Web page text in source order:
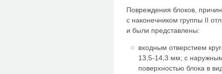
Повреждения блоков,
с наконечником группы II
и были представлены:
входным отверстием
13,5-14,3 мм; с
поверхностью блока в